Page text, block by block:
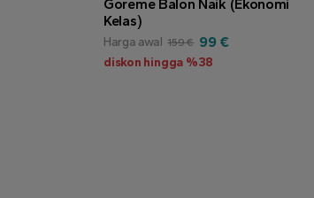
Goreme Balon Naik (Ekonomi
Kelas)
Harga awal 159 € 99 €
diskon hingga %38